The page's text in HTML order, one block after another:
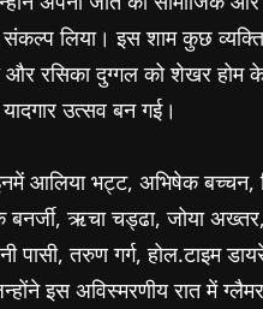
लिया। इस शाम कुछ
रसिका दुग्गल को शेखर होम
उत्सव बन गई।
आलिया भट्ट, अभिषेक बच्चन,
बनर्जी, ऋचा चड्ढा, जोया
पासी, तरुण गर्ग, होल.टाइम
इस अविस्मरणीय रात में